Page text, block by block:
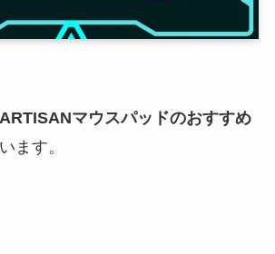
ARTISANマウスパッドのおすすめ
ます。